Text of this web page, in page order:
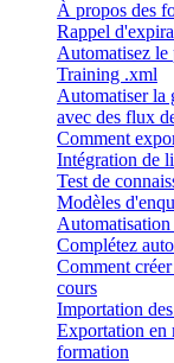
À propos des
Rappel
Automatisez
Training .xml
Automatiser la
avec des flux
Comment
Intégration de
Test de
Modèles
Complétez
Comment
cours
Importation
Exportation en
formation